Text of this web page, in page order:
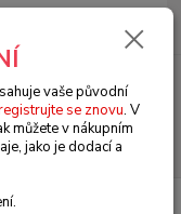
Menu
Hledat
0 Kč
(Rubber seals)
vaše původní
se znovu. V
můžete v nákupním
jako je dodací a